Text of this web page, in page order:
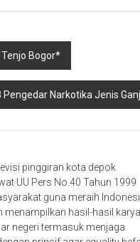
Bogor*
Pengedar Narkotika Jenis
pinggiran kota depok
UU Pers No.40 Tahun 1999
guna meraih
menampilkan hasil-hasil karya
negeri termasuk menjaga